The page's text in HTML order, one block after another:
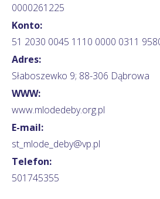
0000261225
Konto:
51 2030 0045 1110 0000 0311
Adres:
Słaboszewko 9; 88-306 Dąbrowa
WWW:
www.mlodedeby.org.pl
E-mail:
st_mlode_deby@vp.pl
Telefon:
501745355